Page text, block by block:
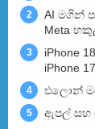
2
AI මගින්
Meta
3
iPhone
iPhone
4 එලොන්
5 ඇපල් සහ